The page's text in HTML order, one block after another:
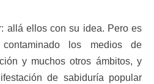
allá ellos con su idea. Pero es
los medios de
y muchos otros ámbitos, y
de sabiduría popular